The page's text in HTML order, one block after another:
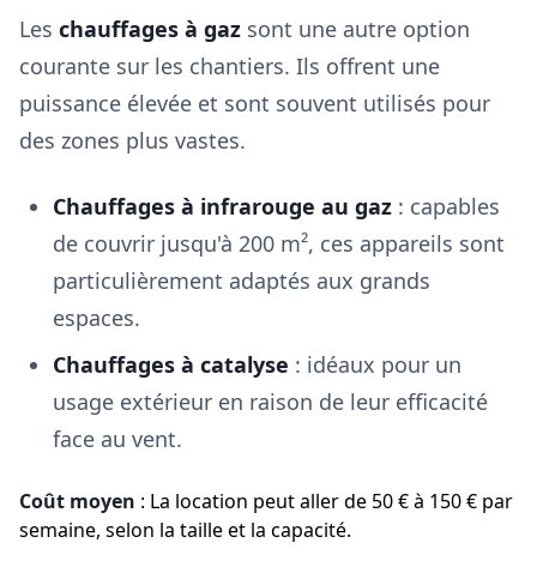
Les chauffages à gaz sont une autre option
courante sur les chantiers. Ils offrent une
puissance élevée et sont souvent utilisés pour
des zones plus vastes.
Chauffages à infrarouge au gaz : capables
de couvrir jusqu'à 200 m², ces appareils sont
particulièrement adaptés aux grands
espaces.
Chauffages à catalyse : idéaux pour un
usage extérieur en raison de leur efficacité
face au vent.
Coût moyen : La location peut aller de 50 € à 150 € par
semaine, selon la taille et la capacité.